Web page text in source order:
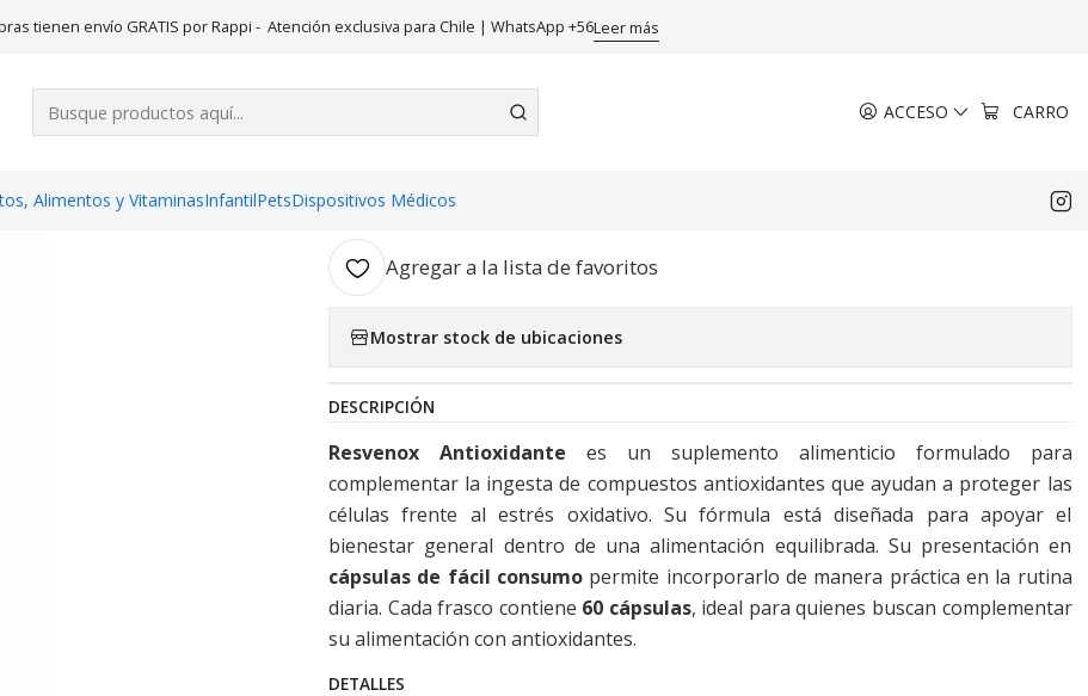
ACCESO CARRO
Alimentos y VitaminasInfantilPetsDispositivos Médicos
tienen envío GRATIS por Rappi - Atención exclusiva para Chile | WhatsApp +56Leer más
Inicio Suplementos Resvenox 60 Cápsulas. Nutra Pharm
Resvenox 60 Cápsulas. Nutra Pharm
Cantidad
Agregar a la lista de favoritos
Mostrar stock de ubicaciones
DESCRIPCIÓN
Resvenox Antioxidante es un suplemento alimenticio formulado para
complementar la ingesta de compuestos antioxidantes que ayudan a proteger las
células frente al estrés oxidativo. Su fórmula está diseñada para apoyar el
bienestar general dentro de una alimentación equilibrada. Su presentación en
cápsulas de fácil consumopermite incorporarlo de manera práctica en la rutina
diaria. Cada frasco contiene 60 cápsulas, ideal para quienes buscan complementar
su alimentación con antioxidantes.
DETALLES